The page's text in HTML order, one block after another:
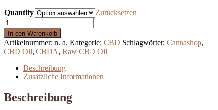
Quantity
Zurücksetzen
Rohes
CBD-
Öl
5
%
und
30
In den Warenkorb
Artikelnummer: n. a. Kategorie: CBD Schlagwörter: Cannashop,
CBD Oil, CBDA, Raw CBD Oil
Beschreibung
Zusätzliche Informationen
Beschreibung